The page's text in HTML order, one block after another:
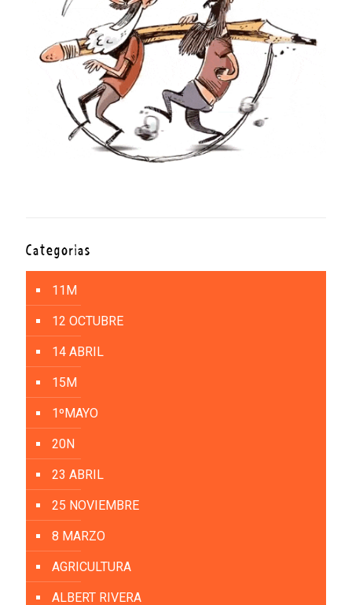
Categorías
11M
12 OCTUBRE
14 ABRIL
15M
1ºMAYO
20N
23 ABRIL
25 NOVIEMBRE
8 MARZO
AGRICULTURA
ALBERT RIVERA